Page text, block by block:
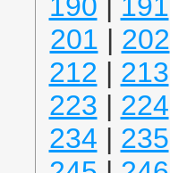
201 | 202
212 | 213
223 | 224
234 | 235